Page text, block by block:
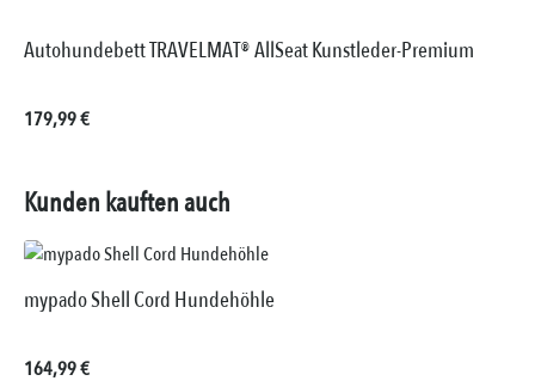
Autohundebett TRAVELMAT® AllSeat Kunstleder-Premium
Regulärer Preis:
179,99 €
Kunden kauften auch
mypado Shell Cord Hundehöhle
Regulärer Preis:
164,99 €